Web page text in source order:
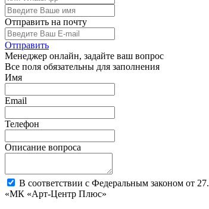
Отправить на почту
Отправить
Менеджер онлайн, задайте ваш вопрос
Все поля обязательны для заполнения
Имя
Email
Телефон
Описание вопроса
В соответствии с Федеральным законом от
«МК «Арт-Центр Плюс»